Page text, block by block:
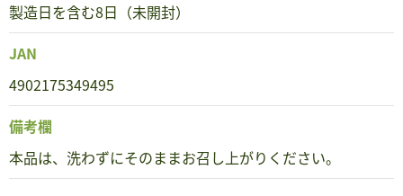
製造日を含む8日（未開封）
JAN
4902175349495
備考欄
本品は、洗わずにそのままお召し上がりください。